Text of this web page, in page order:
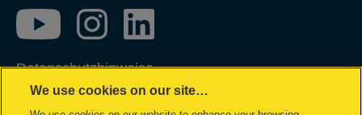
Datenschutzhinweise
Impressum
We use cookies on our site…